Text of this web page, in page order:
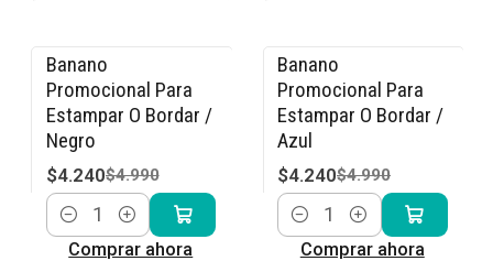
-15% OFF
Banano
Promocional Para
Estampar O Bordar /
Negro
$4.240$4.990
Cantidad
Comprar ahora
-15% OFF
Banano
Promocional Para
Estampar O Bordar /
Azul
$4.240$4.990
Cantidad
Comprar ahora